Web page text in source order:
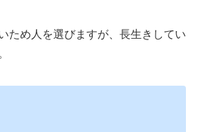
ため人を選びますが、長生きしてい